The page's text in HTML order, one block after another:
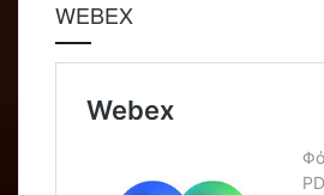
WEBEX